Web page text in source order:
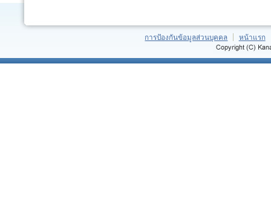
การป้องกันข้อมูลส่วนบุคคล หน้าแรก